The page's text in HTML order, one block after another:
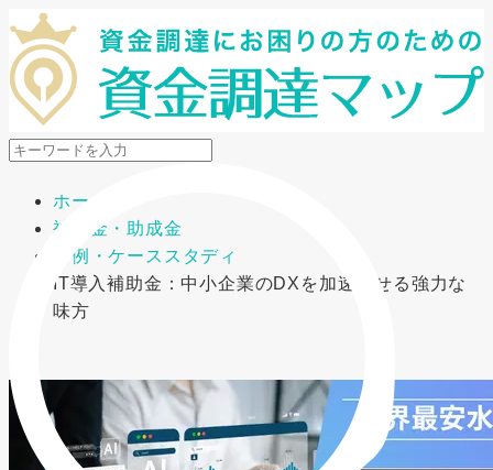
メニューを開閉
ホーム
補助金・助成金
事例・ケーススタディ
IT導入補助金：中小企業のDXを加速させる強力な
味方